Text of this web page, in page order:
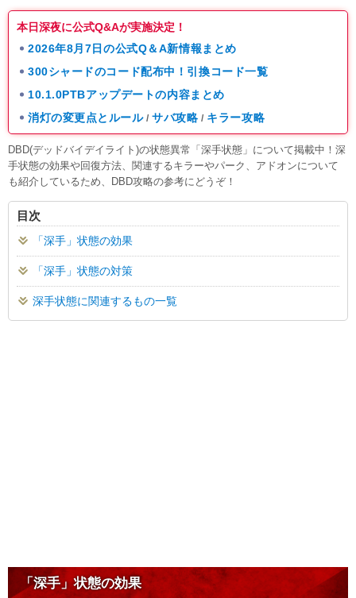
本日深夜に公式Q&Aが実施決定！
2026年8月7日の公式Q＆A新情報まとめ
300シャードのコード配布中！引換コード一覧
10.1.0PTBアップデートの内容まとめ
消灯の変更点とルール / サバ攻略 / キラー攻略
DBD(デッドバイデイライト)の状態異常「深手状態」について掲載中！深
手状態の効果や回復方法、関連するキラーやパーク、アドオンについて
も紹介しているため、DBD攻略の参考にどうぞ！
目次
「深手」状態の効果
「深手」状態の対策
深手状態に関連するもの一覧
「深手」状態の効果